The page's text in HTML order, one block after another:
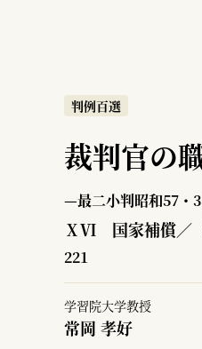
判例百選
裁判官の
—最二小判昭和57・
ⅩⅥ 国家補償／
221
学習院大学教授
常岡 孝好